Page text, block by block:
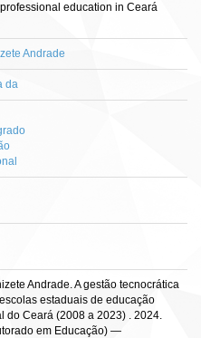
education in Ceará
Andrade
da
Andrade. A gestão tecnocrática
estaduais de educação
do Ceará (2008 a 2023) . 2024.
em Educação) —